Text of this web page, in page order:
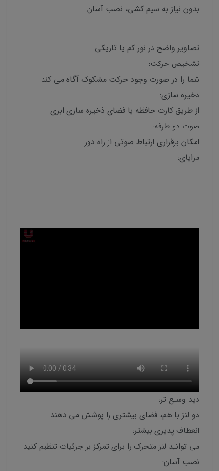
بدون نیاز به سیم کشی، نصب آسان
تصاویر واضح در نور کم یا تاریکی
تشخیص حرکت:
شما را در صورت وجود حرکت مشکوک آگاه می کند
ذخیره سازی:
از طریق کارت حافظه یا فضای ذخیره سازی ابری
صوت دو طرفه:
امکان برقراری ارتباط صوتی از راه دور
مزایای:
دید وسیع تر:
دو لنز با هم، فضای بیشتری را پوشش می دهند
انعطاف پذیری بیشتر:
می توانید لنز متحرک را برای تمرکز بر جزئیات تنظیم کنید
نصب آسان: